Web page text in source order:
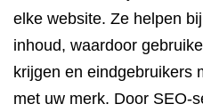
elke website. Ze helpen
inhoud, waardoor
krijgen en eindgebruikers
met uw merk. Door SEO-